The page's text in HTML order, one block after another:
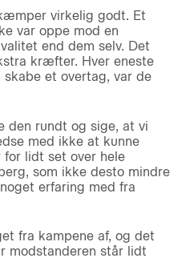
virkelig godt. Et
var oppe mod en
end dem selv. Det
kræfter. Hver eneste
et overtag, var de
den rundt og sige, at vi
med ikke at kunne
for lidt set over hele
som ikke desto mindre
erfaring med fra
fra kampene af, og det
modstanderen står lidt